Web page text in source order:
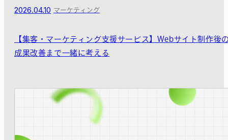
2026.04.10 マーケティング
【集客・マーケティング支援サービス】Webサイト制作後
成果改善まで一緒に考える